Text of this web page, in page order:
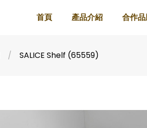
首頁 產品介紹 合作
SALICE Shelf (65559)